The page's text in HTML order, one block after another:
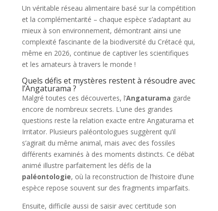
Un véritable réseau alimentaire basé sur la compétition
et la complémentarité – chaque espèce s’adaptant au
mieux à son environnement, démontrant ainsi une
complexité fascinante de la biodiversité du Crétacé qui,
même en 2026, continue de captiver les scientifiques
et les amateurs à travers le monde !
Quels défis et mystères restent à résoudre avec
l’Angaturama ?
Malgré toutes ces découvertes, l’Angaturama garde
encore de nombreux secrets. L’une des grandes
questions reste la relation exacte entre Angaturama et
Irritator. Plusieurs paléontologues suggèrent qu’il
s’agirait du même animal, mais avec des fossiles
différents examinés à des moments distincts. Ce débat
animé illustre parfaitement les défis de la
paléontologie, où la reconstruction de l’histoire d’une
espèce repose souvent sur des fragments imparfaits.
Ensuite, difficile aussi de saisir avec certitude son